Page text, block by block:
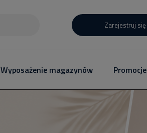
Zarejestruj się
Wyposażenie magazynów Promocje